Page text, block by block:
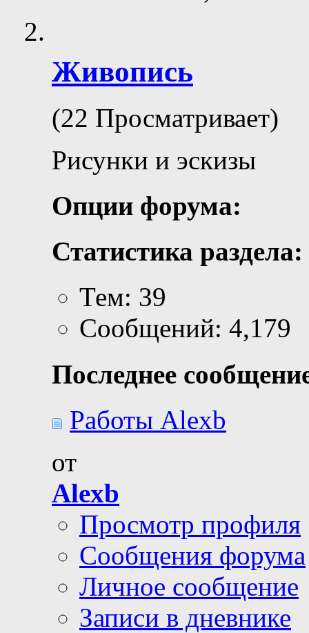
Живопись
(22 Просматривает)
Рисунки и эскизы
Опции форума:
Статистика раздела:
Тем: 39
Сообщений: 4,179
Последнее
Работы Alexb
от
Alexb
Просмотр профиля
Сообщения форума
Личное сообщение
Записи в дневнике